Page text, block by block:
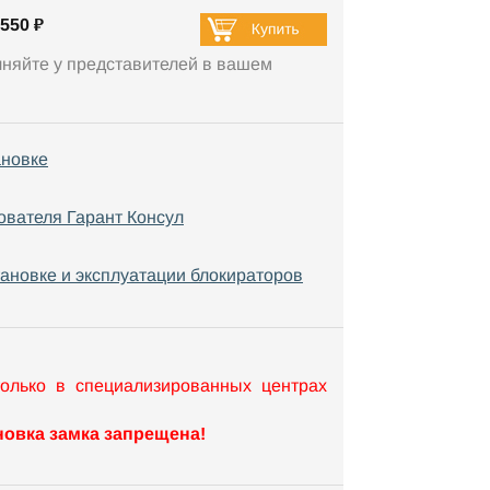
₽
у представителей в вашем
Гарант Консул
и эксплуатации блокираторов
в специализированных центрах
замка запрещена!